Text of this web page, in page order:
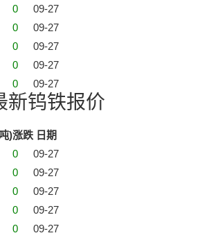
0
09-27
0
09-27
0
09-27
0
09-27
0 09-27
新钨铁报价
)涨跌 日期
0
09-27
0
09-27
0
09-27
0
09-27
0
09-27